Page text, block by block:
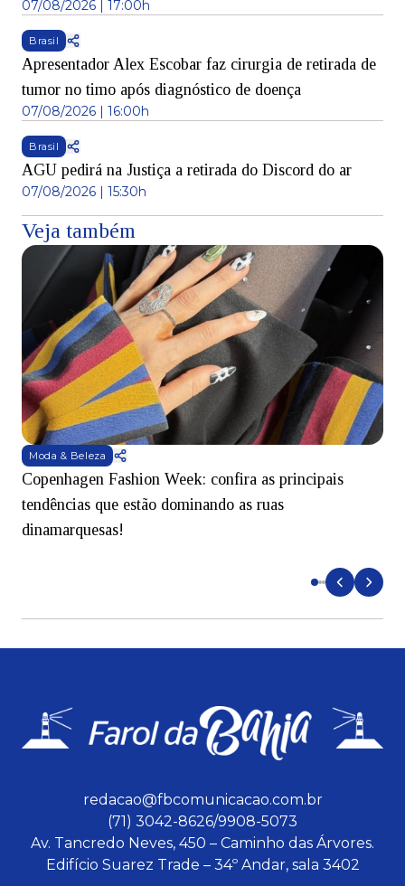
07/08/2026 | 17:00h
Brasil
Apresentador Alex Escobar faz cirurgia de retirada de
tumor no timo após diagnóstico de doença
07/08/2026 | 16:00h
Brasil
AGU pedirá na Justiça a retirada do Discord do ar
07/08/2026 | 15:30h
Veja também
Moda & Beleza
Copenhagen Fashion Week: confira as principais
tendências que estão dominando as ruas
dinamarquesas!
redacao@fbcomunicacao.com.br
(71) 3042-8626/9908-5073
Av. Tancredo Neves, 450 – Caminho das Árvores.
Edifício Suarez Trade – 34º Andar, sala 3402